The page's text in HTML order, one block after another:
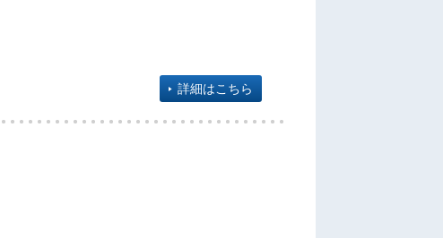
詳細はこちら